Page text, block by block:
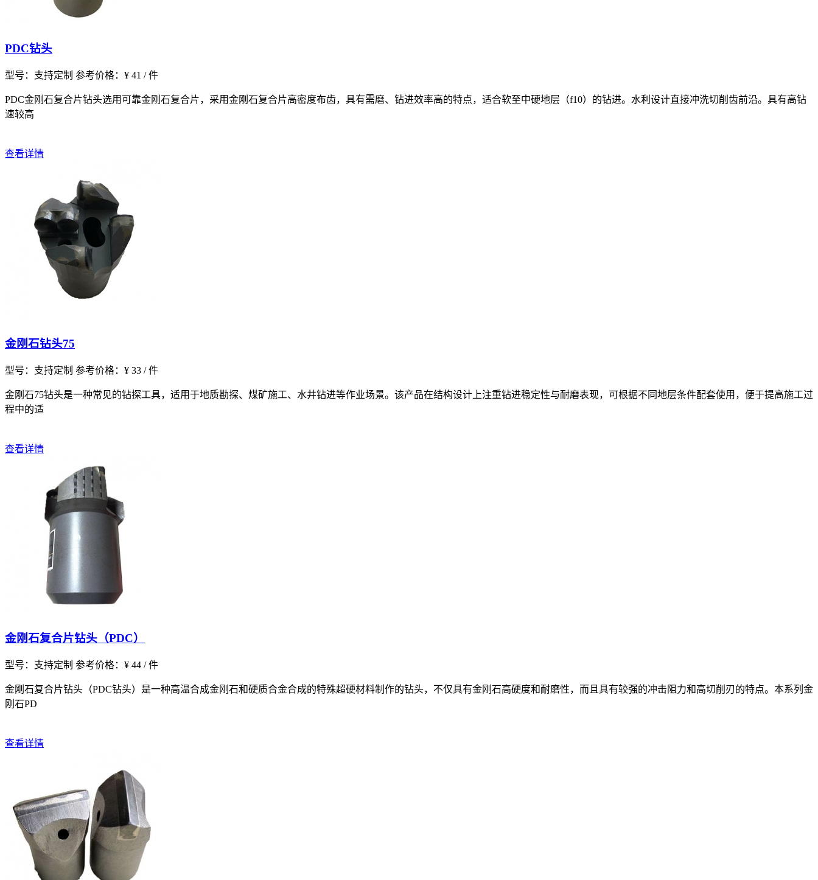
PDC钻头
型号：支持定制 参考价格：¥ 41 / 件
PDC金刚石复合片钻头选用可靠金刚石复合片，采用金刚石复合片高密度布齿，具有需磨、钻进效率高的特点，适合软至中硬地层（f10）的钻进。水利设计直接冲洗切削齿前沿。具有高钻
速较高
查看详情
金刚石钻头75
型号：支持定制 参考价格：¥ 33 / 件
金刚石75钻头是一种常见的钻探工具，适用于地质勘探、煤矿施工、水井钻进等作业场景。该产品在结构设计上注重钻进稳定性与耐磨表现，可根据不同地层条件配套使用，便于提高施工过
程中的适
查看详情
金刚石复合片钻头（PDC）
型号：支持定制 参考价格：¥ 44 / 件
金刚石复合片钻头（PDC钻头）是一种高温合成金刚石和硬质合金合成的特殊超硬材料制作的钻头，不仅具有金刚石高硬度和耐磨性，而且具有较强的冲击阻力和高切削刃的特点。本系列金
刚石PD
查看详情